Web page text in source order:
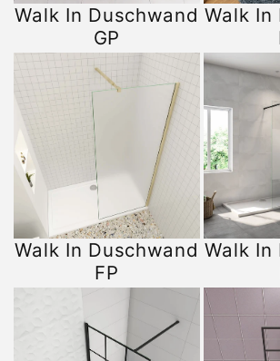
Walk In Duschwand
GP
Walk In
Walk In Duschwand
FP
Walk In